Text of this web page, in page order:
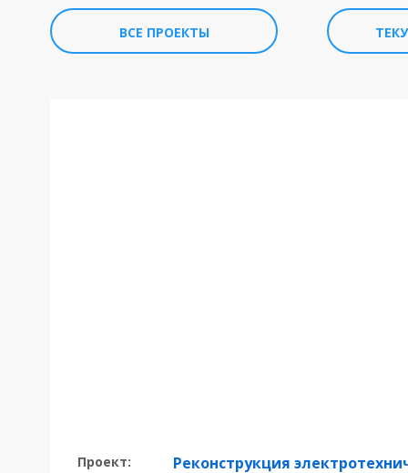
ВСЕ ПРОЕКТЫ
Проект:
Реконструкция